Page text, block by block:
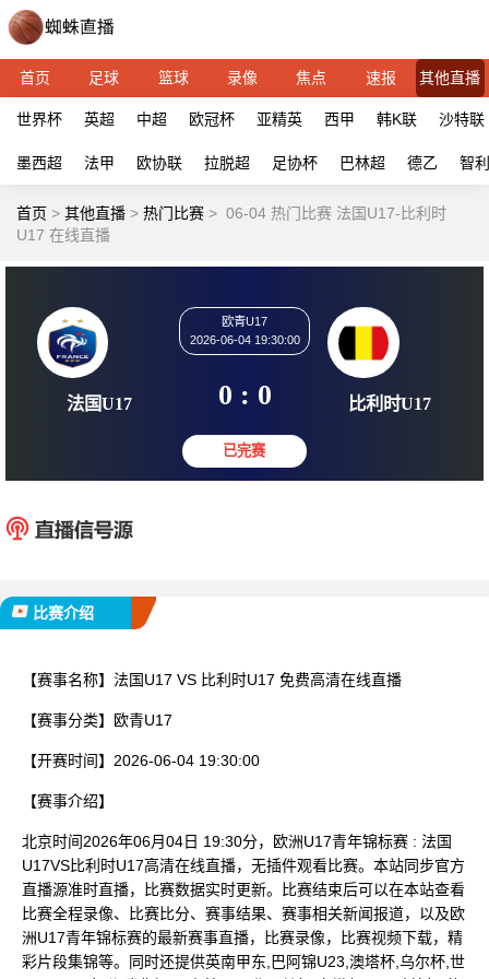
首页 足球 篮球 录像 焦点 速报 其他直播
世界杯 英超 中超 欧冠杯 亚精英 西甲 韩K联 沙特联
墨西超 法甲 欧协联 拉脱超 足协杯 巴林超 德乙 智
首页 > 其他直播 > 热门比赛 > 06-04 热门比赛 法国U17-比利时
U17 在线直播
欧青U17
2026-06-04 19:30:00
0 : 0
比赛介绍
【赛事名称】 法国U17 VS 比利时U17 免费高清在线直播
【赛事分类】 欧青U17
【开赛时间】 2026-06-04 19:30:00
【赛事介绍】
北京时间2026年06月04日 19:30分，欧洲U17青年锦标赛 : 法国
U17VS比利时U17高清在线直播，无插件观看比赛。本站同步官方
直播源准时直播，比赛数据实时更新。比赛结束后可以在本站查看
比赛全程录像、比赛比分、赛事结果、赛事相关新闻报道，以及欧
洲U17青年锦标赛的最新赛事直播，比赛录像，比赛视频下载，精
彩片段集锦等。同时还提供英南甲东,巴阿锦U23,澳塔杯,乌尔杯,世